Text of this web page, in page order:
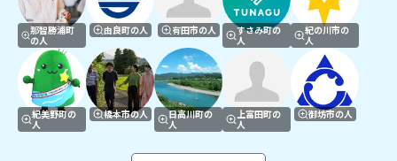
那智勝浦町
の人
由良町の人 有田市の人
すさみ町の
人
紀の川市の
人
紀美野町の
人
橋本市の人
日高川町の
人
上富田町の
人
御坊市の人